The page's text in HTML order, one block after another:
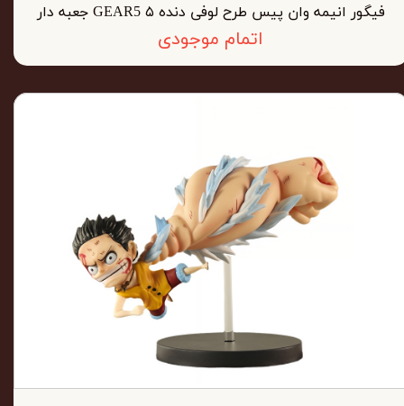
فیگور انیمه وان پیس طرح لوفی دنده ۵ GEAR5 جعبه دار
اتمام موجودی